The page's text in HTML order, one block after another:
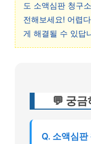
도 소액심판 청구
전해보세요! 어렵
게 해결될 수 있답
💬 궁
Q. 소액심판